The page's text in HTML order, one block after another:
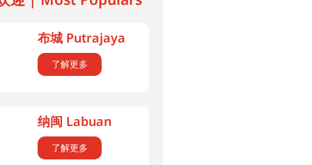
布城 Putrajaya
了解更多
纳闽 Labuan
了解更多